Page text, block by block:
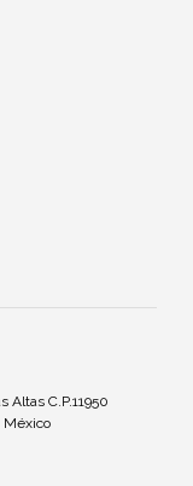
Altas C.P.11950
México